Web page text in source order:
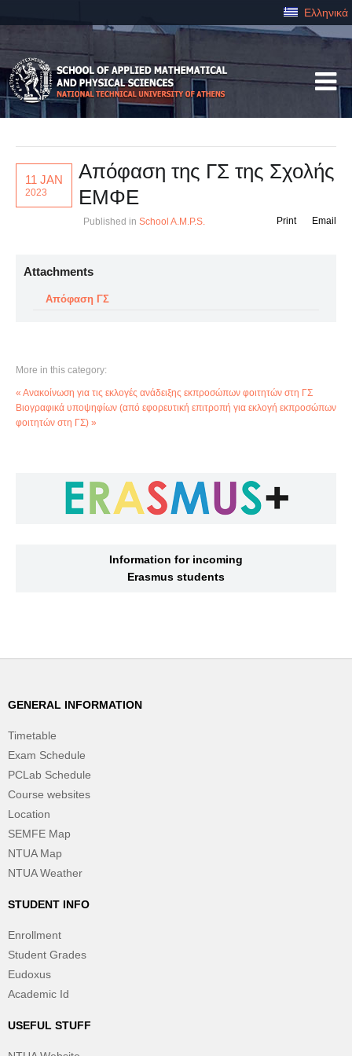
Ελληνικά
11 JAN
2023
Απόφαση της ΓΣ της Σχολής
ΕΜΦΕ
Published in School A.M.P.S. Email
Print
Attachments
Απόφαση ΓΣ
More in this category:
« Ανακοίνωση για τις εκλογές ανάδειξης εκπροσώπων φοιτητών στη ΓΣ
Βιογραφικά υποψηφίων (από εφορευτική επιτροπή για εκλογή εκπροσώπων
φοιτητών στη ΓΣ) »
Information for incoming
Erasmus students
GENERAL INFORMATION
Timetable
Exam Schedule
PCLab Schedule
Course websites
Location
SEMFE Map
NTUA Map
NTUA Weather
STUDENT INFO
Enrollment
Student Grades
Eudoxus
Academic Id
USEFUL STUFF